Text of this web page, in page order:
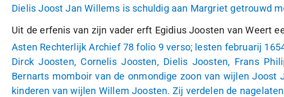
Dielis Joost Jan Willems is schuldig aan Margriet getrouwd
Uit de erfenis van zijn vader erft Egidius Joosten van Weert
Asten Rechterlijk Archief 78 folio 9 verso; lesten februarij
Dirck Joosten, Cornelis Joosten, Dielis Joosten, Frans
Bernarts momboir van de onmondige zoon van wijlen
kinderen van wijlen Willem Joosten. Zij verdelen de